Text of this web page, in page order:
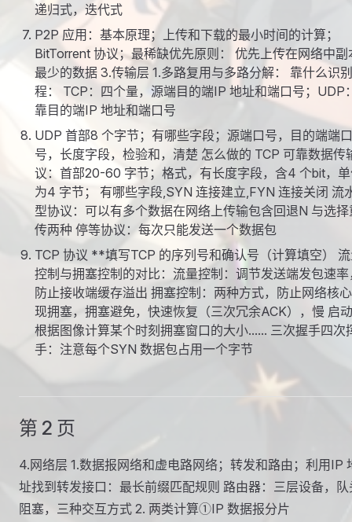
递归式，迭代式
P2P 应用：基本原理；上传和下载的最小时间的计算；
BitTorrent 协议；最稀缺优先原则： 优先上传在网络中副
最少的数据 3.传输层 1.多路复用与多路分解： 靠什么识
程： TCP：四个量，源端目的端IP 地址和端口号；UDP
靠目的端IP 地址和端口号
UDP 首部8 个字节；有哪些字段；源端口号，目的端端口
号，长度字段，检验和，清楚 怎么做的 TCP 可靠数据传
议：首部20-60 字节；格式，有长度字段，含4 个bit，
为4 字节； 有哪些字段,SYN 连接建立,FYN 连接关闭 流
型协议：可以有多个数据在网络上传输包含回退N 与选择
传两种 停等协议：每次只能发送一个数据包
TCP 协议 **填写TCP 的序列号和确认号（计算填空）
控制与拥塞控制的对比：流量控制：调节发送端发包速率
防止接收端缓存溢出 拥塞控制：两种方式，防止网络核
现拥塞，拥塞避免，快速恢复（三次冗余ACK），慢 启
根据图像计算某个时刻拥塞窗口的大小...... 三次握手四次
手：注意每个SYN 数据包占用一个字节
第 2 页
4.网络层 1.数据报网络和虚电路网络；转发和路由；利用IP
址找到转发接口：最长前缀匹配规则 路由器：三层设备，队
阻塞，三种交互方式 2. 两类计算①IP 数据报分片